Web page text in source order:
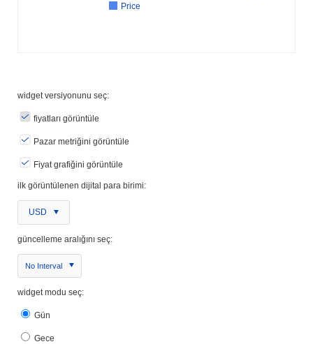
Price
widget versiyonunu seç:
fiyatları görüntüle
Pazar metriğini görüntüle
Fiyat grafiğini görüntüle
ilk görüntülenen dijital para birimi:
USD
güncelleme aralığını seç:
No Interval
widget modu seç:
Gün
Gece